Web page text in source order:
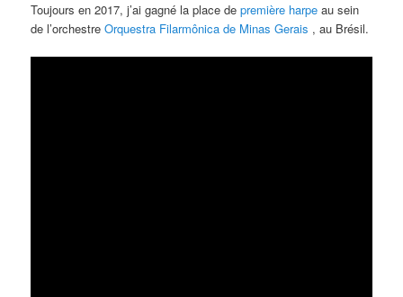
Toujours en 2017, j’ai gagné la place depremière harpeau sein
de l’orchestreOrquestra Filarmônica de Minas Gerais , au Brésil.